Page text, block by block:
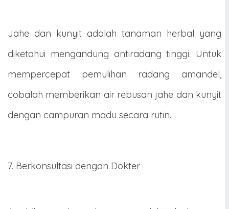
Jahe dan kunyit adalah tanaman herbal yang
diketahui mengandung antiradang tinggi. Untuk
mempercepat pemulihan radang amandel,
cobalah memberikan air rebusan jahe dan kunyit
dengan campuran madu secara rutin.
7. Berkonsultasi dengan Dokter